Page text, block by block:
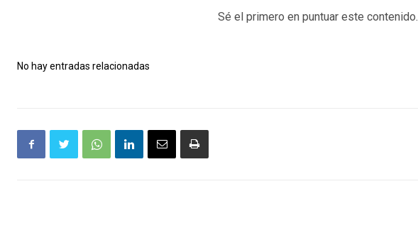
Sé el primero en puntuar este contenido.
No hay entradas relacionadas